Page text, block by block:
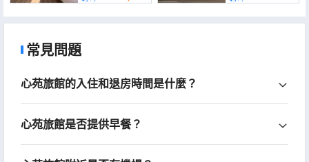
常見問題
心苑旅館的入住和退房時間是什麼？
心苑旅館是否提供早餐？